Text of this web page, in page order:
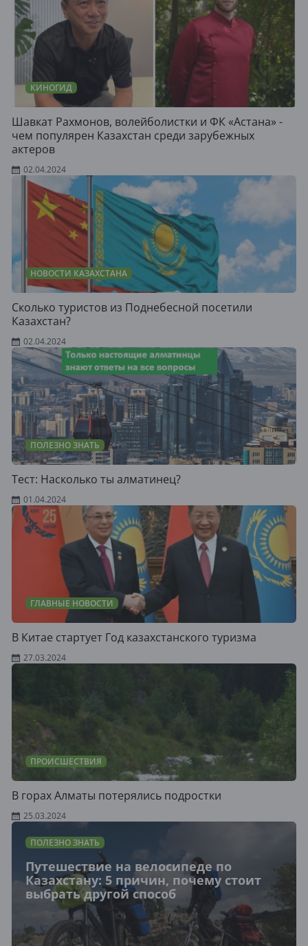
КИНОГИД
Шавкат Рахмонов, волейболистки и ФК «Астана» -
чем популярен Казахстан среди зарубежных
актеров
02.04.2024
НОВОСТИ КАЗАХСТАНА
Сколько туристов из Поднебесной посетили
Казахстан?
02.04.2024
ПОЛЕЗНО ЗНАТЬ
Тест: Насколько ты алматинец?
01.04.2024
ГЛАВНЫЕ НОВОСТИ
В Китае стартует Год казахстанского туризма
27.03.2024
ПРОИСШЕСТВИЯ
В горах Алматы потерялись подростки
25.03.2024
ПОЛЕЗНО ЗНАТЬ
Путешествие на велосипеде по
Казахстану: 5 причин, почему стоит
выбрать другой способ